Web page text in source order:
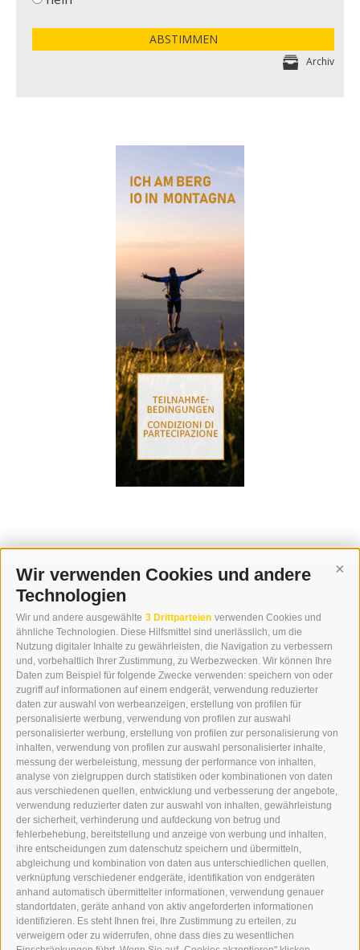
Wir verwenden Cookies und andere
Technologien
Wir und andere ausgewählte 3 Drittparteien verwenden Cookies und
ähnliche Technologien. Diese Hilfsmittel sind unerlässlich, um die
Nutzung digitaler Inhalte zu gewährleisten, die Navigation zu verbessern
und, vorbehaltlich Ihrer Zustimmung, zu Werbezwecken. Wir können Ihre
Daten zum Beispiel für folgende Zwecke verwenden: speichern von oder
zugriff auf informationen auf einem endgerät, verwendung reduzierter
daten zur auswahl von werbeanzeigen, erstellung von profilen für
personalisierte werbung, verwendung von profilen zur auswahl
personalisierter werbung, erstellung von profilen zur personalisierung von
inhalten, verwendung von profilen zur auswahl personalisierter inhalte,
messung der werbeleistung, messung der performance von inhalten,
analyse von zielgruppen durch statistiken oder kombinationen von daten
aus verschiedenen quellen, entwicklung und verbesserung der angebote,
verwendung reduzierter daten zur auswahl von inhalten, gewährleistung
der sicherheit, verhinderung und aufdeckung von betrug und
fehlerbehebung, bereitstellung und anzeige von werbung und inhalten,
ihre entscheidungen zum datenschutz speichern und übermitteln,
abgleichung und kombination von daten aus unterschiedlichen quellen,
verknüpfung verschiedener endgeräte, identifikation von endgeräten
anhand automatisch übermittelter informationen, verwendung genauer
standortdaten, geräte anhand von aktiv angeforderten informationen
identifizieren. Es steht Ihnen frei, Ihre Zustimmung zu erteilen, zu
verweigern oder zu widerrufen, ohne dass dies zu wesentlichen
ABSTIMMEN
Archiv
KONTAKT
WIPP-MEDIA GMBH
DER ERKER
NEUSTADT 20A
I-39049 STERZING
TEL.: +39 0472 766876
GRAFIK@DERERKER.IT
INFO@DERERKER.IT
BARBARA.FONTANA@DERERKER.IT
DER ERKER
WERBEN IM ERKER
ONLINE-WERBUNG
SEPA-DAUERAUFTRAG
REGELN LESERKOMMENTARE
ONLINE VOTING
SERVICE